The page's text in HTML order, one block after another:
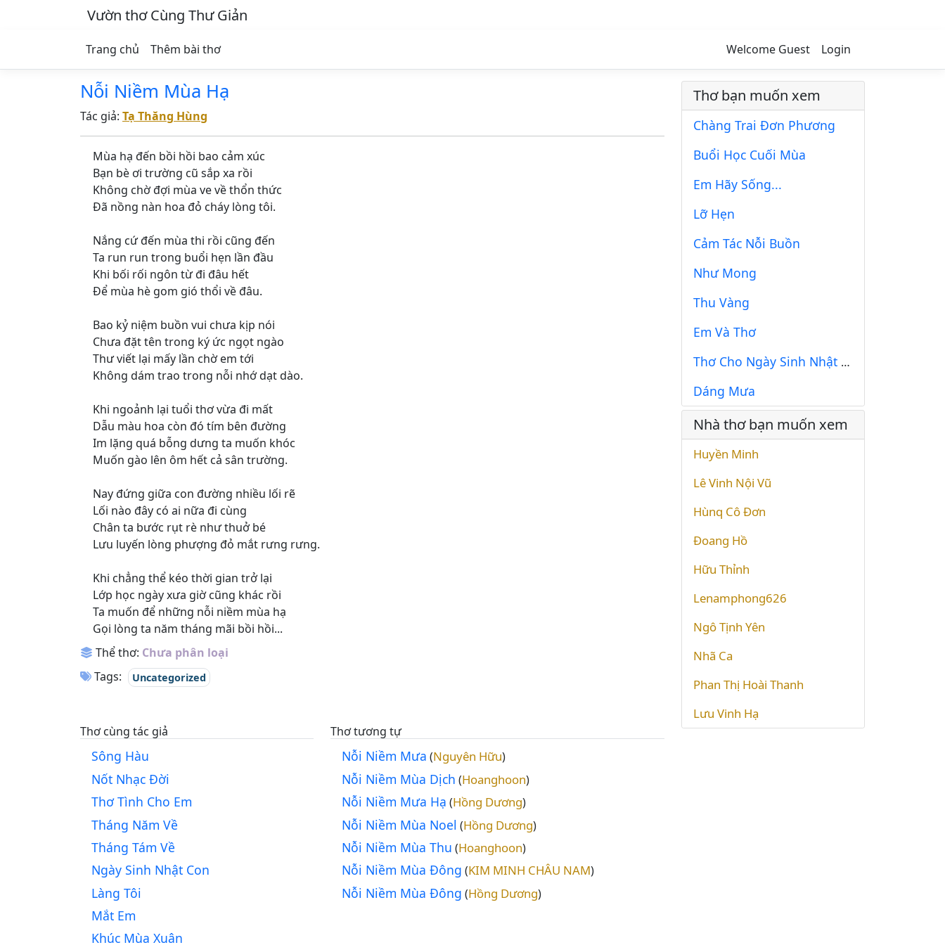
Vườn thơ Cùng Thư Giản
Trang chủ Thêm bài thơ Welcome Guest Login
Nỗi Niềm Mùa Hạ
Tác giả: Tạ Thăng Hùng
Mùa hạ đến bồi hồi bao cảm xúc
Bạn bè ơi trường cũ sắp xa rồi
Không chờ đợi mùa ve về thổn thức
Đã nồng nàn hoa đỏ cháy lòng tôi.
Nắng cứ đến mùa thi rồi cũng đến
Ta run run trong buổi hẹn lần đầu
Khi bối rối ngôn từ đi đâu hết
Để mùa hè gom gió thổi về đâu.
Bao kỷ niệm buồn vui chưa kịp nói
Chưa đặt tên trong ký ức ngọt ngào
Thư viết lại mấy lần chờ em tới
Không dám trao trong nỗi nhớ dạt dào.
Khi ngoảnh lại tuổi thơ vừa đi mất
Dẫu màu hoa còn đó tím bên đường
Im lặng quá bỗng dưng ta muốn khóc
Muốn gào lên ôm hết cả sân trường.
Nay đứng giữa con đường nhiều lối rẽ
Lối nào đây có ai nữa đi cùng
Chân ta bước rụt rè như thuở bé
Lưu luyến lòng phượng đỏ mắt rưng rưng.
Khi chẳng thể kéo thời gian trở lại
Lớp học ngày xưa giờ cũng khác rồi
Ta muốn để những nỗi niềm mùa hạ
Gọi lòng ta năm tháng mãi bồi hồi...
Thể thơ: Chưa phân loại
Tags:
Uncategorized
Thơ cùng tác giả
Sông Hàu
Nốt Nhạc Đời
Thơ Tình Cho Em
Tháng Năm Về
Tháng Tám Về
Ngày Sinh Nhật Con
Làng Tôi
Mắt Em
Khúc Mùa Xuân
Thơ tương tự
Nỗi Niềm Mưa (Nguyên Hữu)
Nỗi Niềm Mùa Dịch (Hoanghoon)
Nỗi Niềm Mưa Hạ (Hồng Dương)
Nỗi Niềm Mùa Noel (Hồng Dương)
Nỗi Niềm Mùa Thu (Hoanghoon)
Nỗi Niềm Mùa Đông (KIM MINH CHÂU NAM)
Nỗi Niềm Mùa Đông (Hồng Dương)
Thơ bạn muốn xem
Chàng Trai Đơn Phương
Buổi Học Cuối Mùa
Em Hãy Sống...
Lỡ Hẹn
Cảm Tác Nỗi Buồn
Như Mong
Thu Vàng
Em Và Thơ
Thơ Cho Ngày Sinh Nhật Em
Dáng Mưa
Nhà thơ bạn muốn xem
Huyền Minh
Lê Vinh Nội Vũ
Hùnq Cô Đơn
Đoang Hồ
Hữu Thỉnh
Lenamphong626
Ngô Tịnh Yên
Nhã Ca
Phan Thị Hoài Thanh
Lưu Vinh Hạ